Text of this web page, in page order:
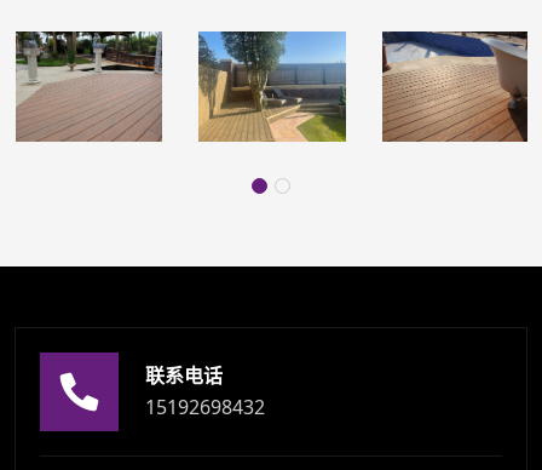
联系电话
15192698432